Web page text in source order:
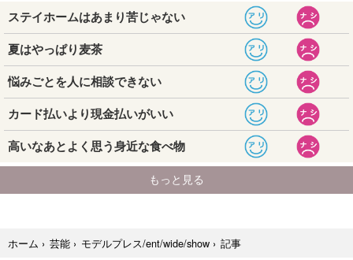
ホーム › 芸能 › モデルプレス/ent/wide/show › 記事